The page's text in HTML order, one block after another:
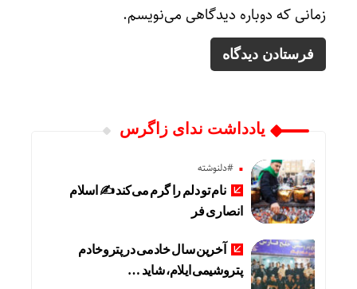
زمانی که دوباره دیدگاهی می‌نویسم.
یادداشت ندای زاگرس
#دلنوشته
نام تو دلم را گرم می‌کند ✍️ اسلام
انصاری فر
آخرین سال خادمی در پتروخادم
پتروشیمی ایلام، شاید …